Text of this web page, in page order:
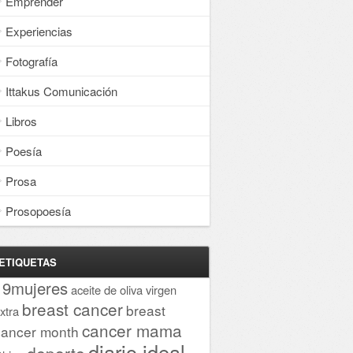
Experiencias
Fotografía
Ittakus Comunicación
Libros
Poesía
Prosa
Prosopoesía
aceite de oliva virgen
breast cancer breast
month cancer mama